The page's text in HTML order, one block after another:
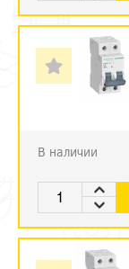
В наличии